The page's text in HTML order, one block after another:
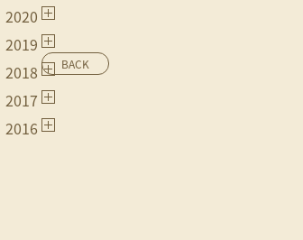
2020
2019
2018
2017
2016
BACK